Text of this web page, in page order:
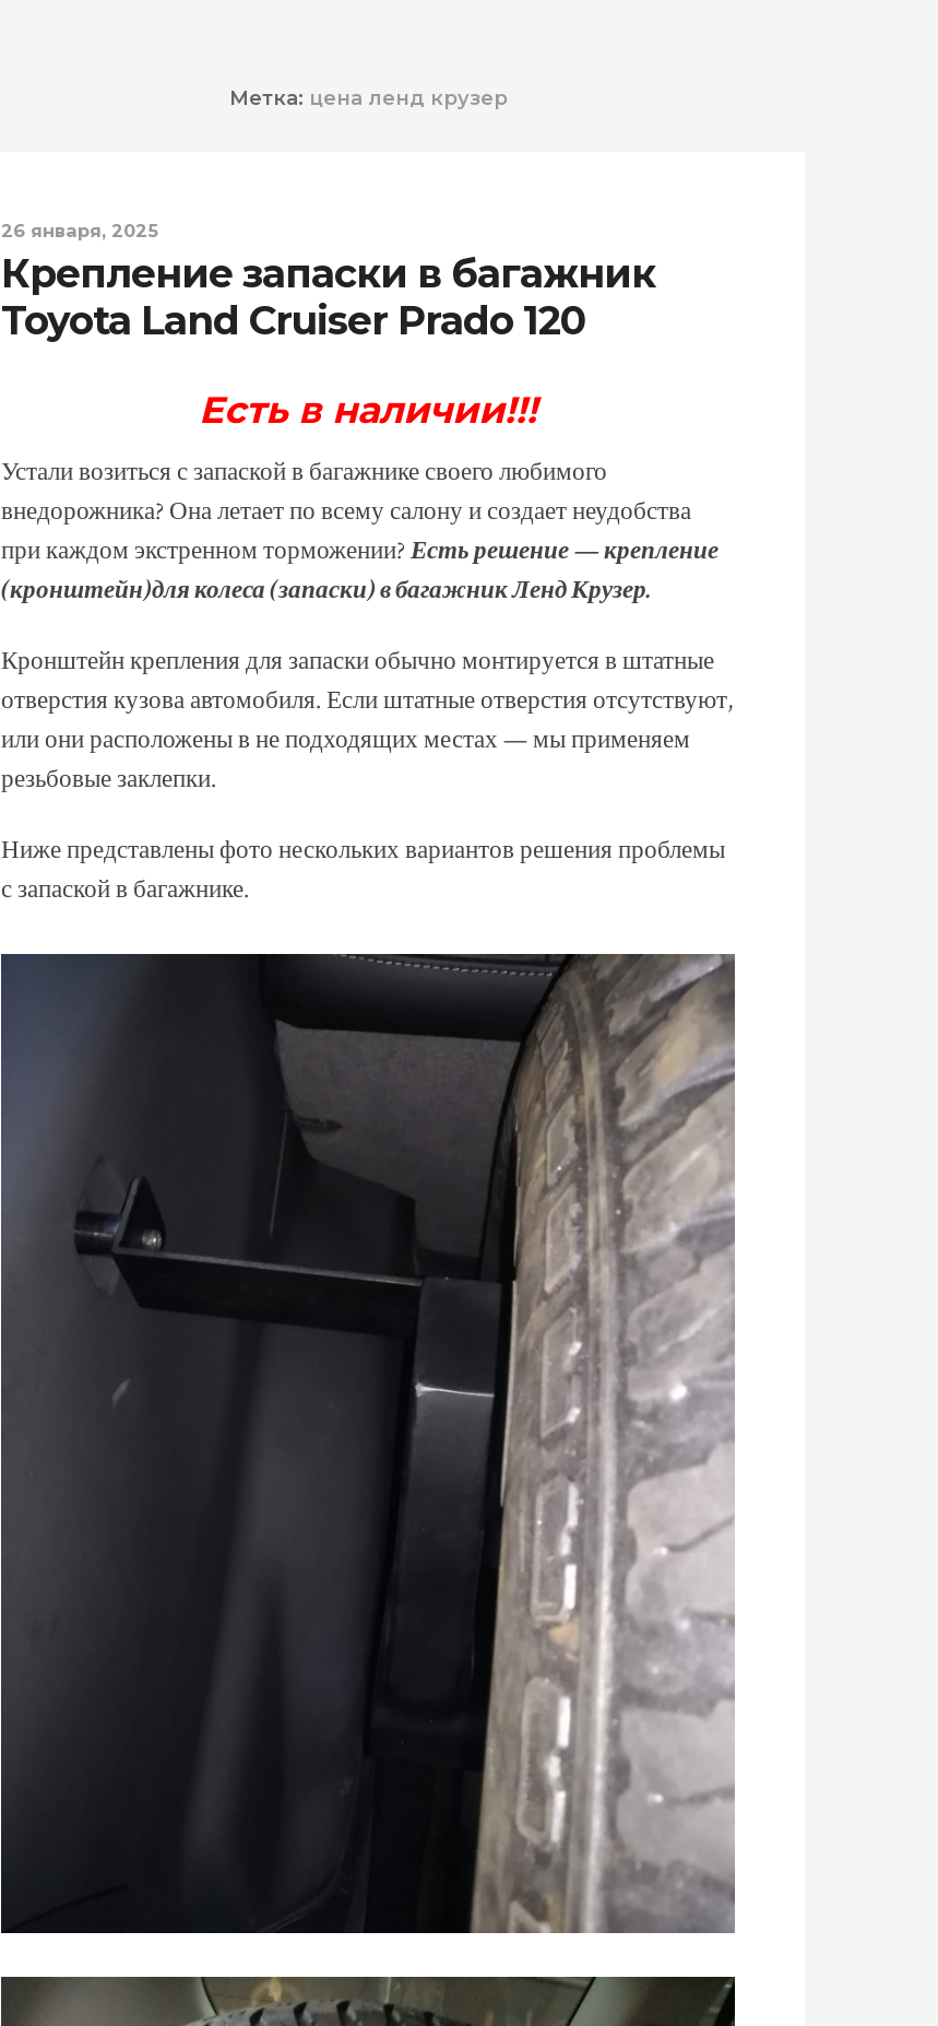
Метка: цена ленд крузер
26 января, 2025
Крепление запаски в багажник
Toyota Land Cruiser Prado 120
Есть в наличии!!!
Устали возиться с запаской в багажнике своего любимого
внедорожника? Она летает по всему салону и создает неудобства
при каждом экстренном торможении?Есть решение — крепление
(кронштейн)для колеса (запаски) в багажник Ленд Крузер.
Кронштейн крепления для запаски обычно монтируется в штатные
отверстия кузова автомобиля. Если штатные отверстия отсутствуют,
или они расположены в не подходящих местах — мы применяем
резьбовые заклепки.
Ниже представлены фото нескольких вариантов решения проблемы
с запаской в багажнике.